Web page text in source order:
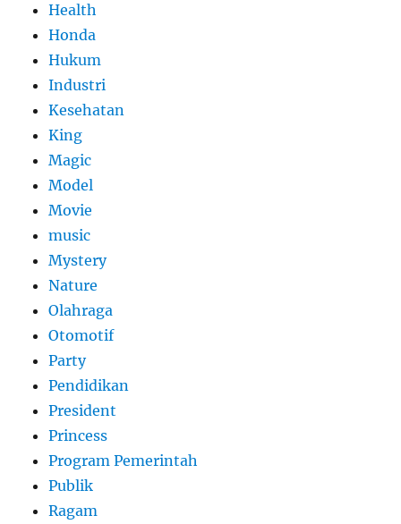
Health
Honda
Hukum
Industri
Kesehatan
King
Magic
Model
Movie
music
Mystery
Nature
Olahraga
Otomotif
Party
Pendidikan
President
Princess
Program Pemerintah
Publik
Ragam